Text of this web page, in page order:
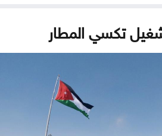
تكسي المطار